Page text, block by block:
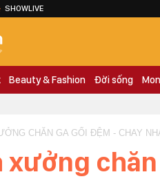
SHOWLIVE
Beauty & Fashion Đời sống
CHĂN GA GỐI ĐỆM - CHAY
xưởng